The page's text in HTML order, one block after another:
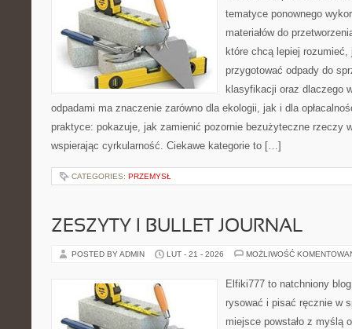
tematyce ponownego
materiałów do
które chcą lepiej rozumieć,
przygotować odpady do
klasyfikacji oraz dlaczego
odpadami ma znaczenie zarówno dla ekologii, jak i dla
praktyce: pokazuje, jak zamienić pozornie bezużyteczne rzeczy
wspierając cyrkularność. Ciekawe kategorie to […]
CATEGORIES: PRZEMYSŁ
ZESZYTY I BULLET JOURNAL
POSTED BY ADMIN LUT - 21 - 2026 MOŻLIWOŚĆ
Elfiki777 to natchniony
rysować i pisać ręcznie w
miejsce powstało z myślą